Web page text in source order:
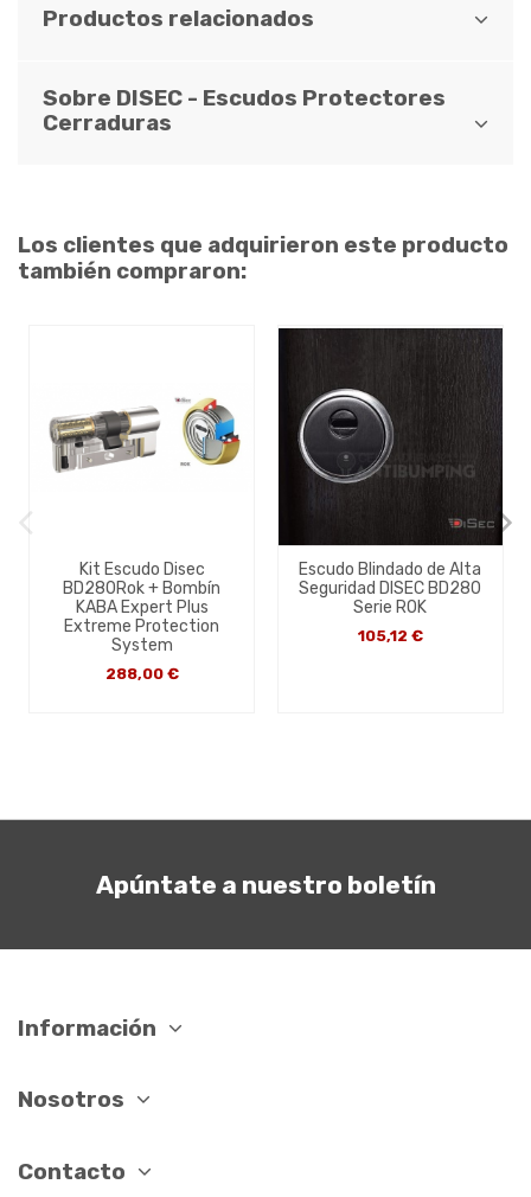
Productos relacionados
Sobre DISEC - Escudos Protectores
Cerraduras
Los clientes que adquirieron este producto
también compraron:
Kit Escudo Disec
BD280Rok + Bombín
KABA Expert Plus
Extreme Protection
System
288,00 €
Escudo Blindado de Alta
Seguridad DISEC BD280
Serie ROK
105,12 €
Apúntate a nuestro boletín
Información
Nosotros
Contacto